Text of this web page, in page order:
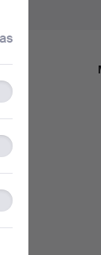
Functionality
Statistics
Ad